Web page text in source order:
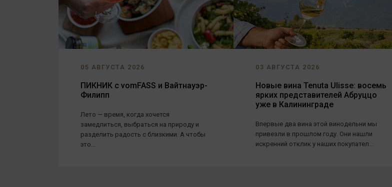
05 АВГУСТА 2026
ПИКНИК с vomFASS и Вайтнауэр-
Филипп
Лето — время, когда хочется
замедлиться, выбраться на природу и
разделить радость с близкими. А чтобы
это...
03 АВГУСТА 2026
Новые вина Tenuta Ulisse: восемь
ярких представителей Абруццо
уже в Калининграде
Впервые два вина этой винодельни мы
привезли в прошлом году. Они нашли
искренний отклик у наших покупател...